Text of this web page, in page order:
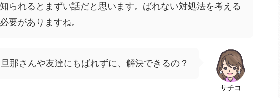
知られるとまずい話だと思います。ばれない対処法を考える
必要がありますね。
旦那さんや友達にもばれずに、解決できるの？
サチコ